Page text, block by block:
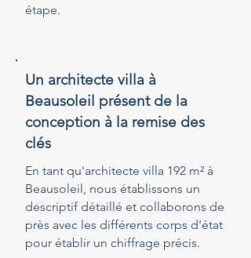
étape.
Un architecte villa à
Beausoleil présent de la
conception à la remise des
clés
En tant qu'architecte villa 192 m² à
Beausoleil, nous établissons un
descriptif détaillé et collaborons de
près avec les différents corps d'état
pour établir un chiffrage précis.